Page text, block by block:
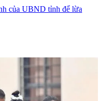
của UBND tỉnh để lừa